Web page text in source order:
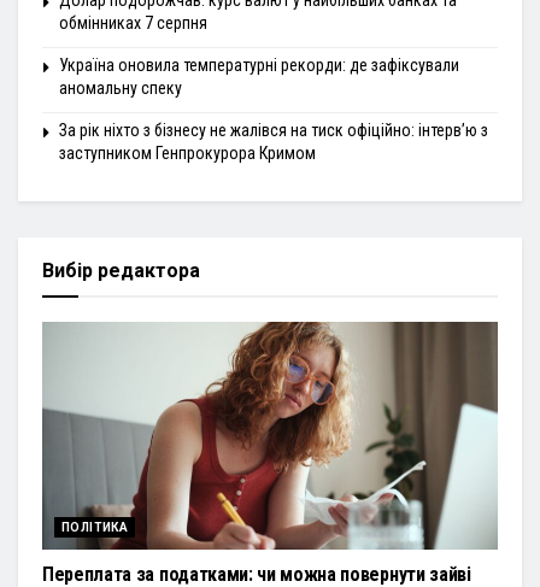
обмінниках 7 серпня
Україна оновила температурні рекорди: де зафіксували
аномальну спеку
За рік ніхто з бізнесу не жалівся на тиск офіційно: інтерв’ю з
заступником Генпрокурора Кримом
Вибір редактора
ПОЛІТИКА
Переплата за податками: чи можна повернути зайві